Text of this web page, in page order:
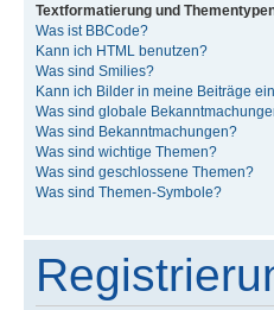
Textformatierung und
Was ist BBCode?
Kann ich HTML benutzen?
Was sind Smilies?
Kann ich Bilder in meine Beiträge
Was sind globale
Was sind Bekanntmachungen?
Was sind wichtige Themen?
Was sind geschlossene Themen?
Was sind Themen-Symbole?